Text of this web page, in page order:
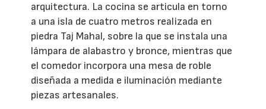
arquitectura. La cocina se articula en torno
a una isla de cuatro metros realizada en
piedra Taj Mahal, sobre la que se instala una
lámpara de alabastro y bronce, mientras que
el comedor incorpora una mesa de roble
diseñada a medida e iluminación mediante
piezas artesanales.